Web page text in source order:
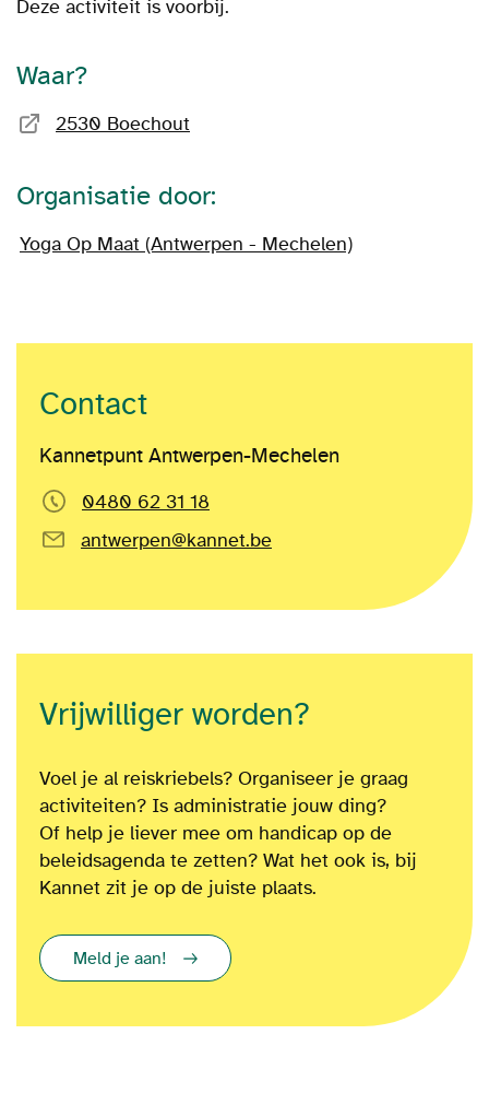
Deze activiteit is voorbij.
Waar?
2530 Boechout
Organisatie door:
Yoga Op Maat (Antwerpen - Mechelen)
Contact
Kannetpunt Antwerpen-Mechelen
0480 62 31 18
antwerpen@kannet.be
Vrijwilliger worden?
Voel je al reiskriebels? Organiseer je graag
activiteiten? Is administratie jouw ding?
Of help je liever mee om handicap op de
beleidsagenda te zetten? Wat het ook is, bij
Kannet zit je op de juiste plaats.
Meld je aan!